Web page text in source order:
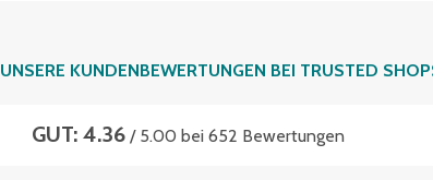
UNSERE KUNDENBEWERTUNGEN BEI TRUSTED
GUT: 4.36 / 5.00 bei 652 Bewertungen